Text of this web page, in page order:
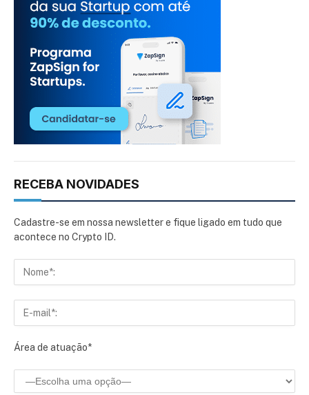
RECEBA NOVIDADES
Cadastre-se em nossa newsletter e fique ligado em tudo que
acontece no Crypto ID.
Área de atuação*